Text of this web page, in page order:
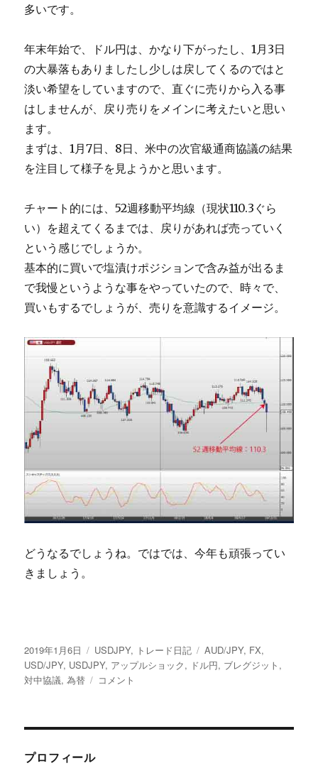
多いです。
年末年始で、ドル円は、かなり下がったし、1月3日
の大暴落もありましたし少しは戻してくるのではと
淡い希望をしていますので、直ぐに売りから入る事
はしませんが、戻り売りをメインに考えたいと思い
ます。
まずは、1月7日、8日、米中の次官級通商協議の結果
を注目して様子を見ようかと思います。
チャート的には、52週移動平均線（現状110.3ぐら
い）を超えてくるまでは、戻りがあれば売っていく
という感じでしょうか。
基本的に買いで塩漬けポジションで含み益が出るま
で我慢というような事をやっていたので、時々で、
買いもするでしょうが、売りを意識するイメージ。
どうなるでしょうね。ではでは、今年も頑張ってい
きましょう。
投
稿
日:
2019年1月6日
カ
テ
ゴ
USDJPY, トレード日記
タ
グ
AUD/JPY, FX,
USD/JPY, USDJPY, アップルショック, ドル円, ブレグジット ,
対中協議,為替
2019
始
コメント
プロフィール